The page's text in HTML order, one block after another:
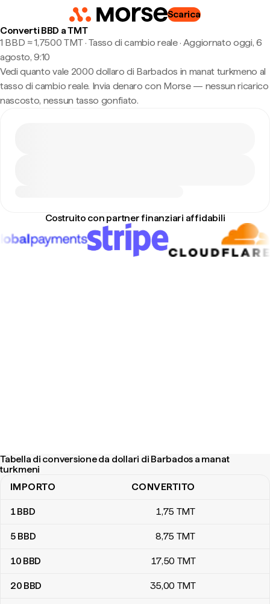
Scarica
Converti BBD a TMT
1 BBD ≈ 1,7500 TMT · Tasso di cambio reale· Aggiornato oggi, 6
agosto, 9:10
Vedi quanto vale 2000 dollaro di Barbados in manat turkmeno al
tasso di cambio reale. Invia denaro con Morse — nessun ricarico
nascosto, nessun tasso gonfiato.
Costruito con partner finanziari affidabili
Tabella di conversione da dollari di Barbados a manat
turkmeni
Tabella di conversione da dollari di Barbados a manat turkmeni
IMPORTO CONVERTITO
1BBD 1,75 TMT
5 BBD 8,75 TMT
10 BBD 17,50 TMT
20 BBD 35,00 TMT